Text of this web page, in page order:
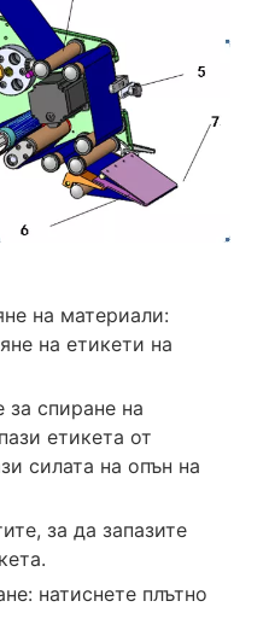
на материали:
на етикети на
за спиране на
етикета от
силата на опън на
за да запазите
натиснете плътно